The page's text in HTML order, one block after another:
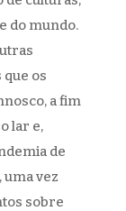
do mundo.
os
a fim
lar e,
de
uma vez
sobre